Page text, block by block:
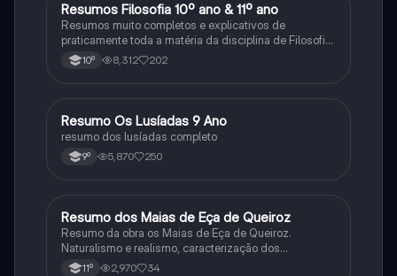
Filosofia
Resumos Filosofia 10º ano & 11º ano
Resumos muito completos e explicativos de
praticamente toda a matéria da disciplina de Filosofia
10º 8,312 202
Português
Resumo Os Lusíadas 9 Ano
resumo dos lusíadas completo
9º 5,870 250
Português
Resumo dos Maias de Eça de Queiroz
Resumo da obra os Maias de Eça de Queiroz.
Naturalismo e realismo, caracterização dos
personagens e contexto histórico.
11º 2,970 34